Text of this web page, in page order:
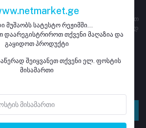
ყიდვა გაყიდვას, მაღაზიებს ეძლევათ
და განათავსონ გასაყიდად
for regular updates about
მუშაობს სატესტო რეჟიმში...
დაარეგისტრიროთ თქვენი მაღაზია და
გაყიდოთ პროდუქტი
შეიყვანეთ თქვენი ელ. ფოსტის
მისამართი